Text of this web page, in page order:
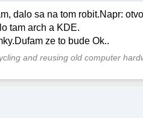
dalo sa na tom robit.Napr:
tam arch a KDE.
ze to bude Ok..
and reusing old computer